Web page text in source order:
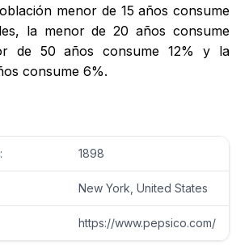
menor de 15 años consume
la menor de 20 años consume
de 50 años consume 12% y la
consume 6%.
1898
New York, United States
https://www.pepsico.com/